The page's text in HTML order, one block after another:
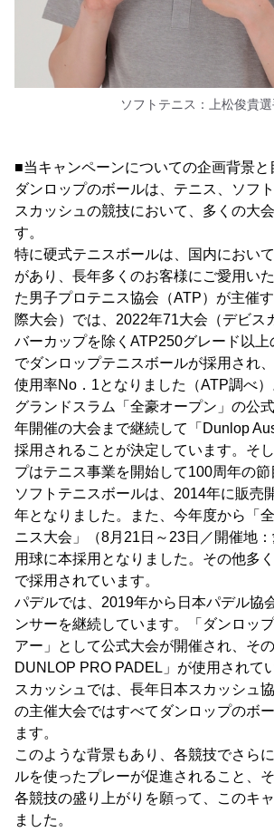
ソフトテニス：上松俊貴
■当キャンペーンについての企画背景と
ダンロップのボールは、テニス、ソフ
スカッシュの競技において、多くの大
す。
特に硬式テニスボールは、国内におい
があり、長年多くのお客様にご愛用い
た男子プロテニス協会（ATP）が主催
際大会）では、2022年71大会（デビス
バーカップを除くATP250グレード以
でダンロップテニスボールが採用され
使用率No．1となりました（ATP調べ
グランドスラム「全豪オープン」の公
年開催の大会まで継続して「Dunlop
採用されることが決定しています。そ
プはテニス事業を開始して100周年の節
ソフトテニスボールは、2014年に販売
年となりました。また、今年度から「
ニス大会」（8月21日～23日／開催地
用球に本採用となりました。その他多
で採用されています。
パデルでは、2019年から日本パデル協
ンサーを継続しています。「ダンロッ
アー」として公式大会が開催され、そ
DUNLOP PRO PADEL」が使用されて
スカッシュでは、長年日本スカッシュ
の主催大会ではすべてダンロップのボ
ます。
このような背景もあり、各競技でさら
ルを使ったプレーが促進されること、
各競技の盛り上がりを願って、このキ
ました。